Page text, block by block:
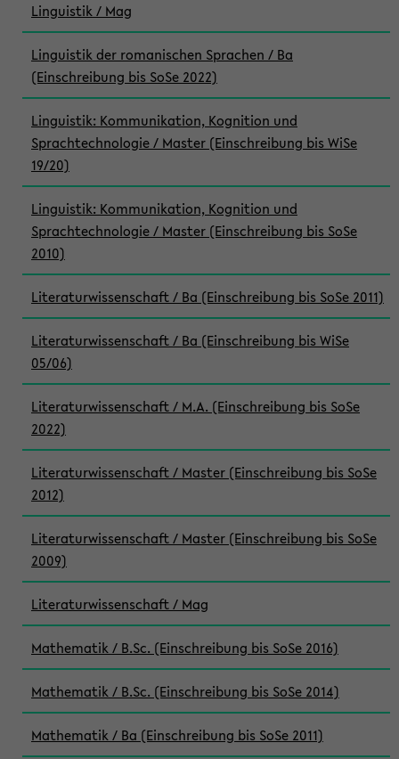
Linguistik / Mag
Linguistik der romanischen Sprachen / Ba
(Einschreibung bis SoSe 2022)
Linguistik: Kommunikation, Kognition und
Sprachtechnologie / Master (Einschreibung bis WiSe
19/20)
Linguistik: Kommunikation, Kognition und
Sprachtechnologie / Master (Einschreibung bis SoSe
2010)
Literaturwissenschaft / Ba (Einschreibung bis SoSe 2011)
Literaturwissenschaft / Ba (Einschreibung bis WiSe
05/06)
Literaturwissenschaft / M.A. (Einschreibung bis SoSe
2022)
Literaturwissenschaft / Master (Einschreibung bis SoSe
2012)
Literaturwissenschaft / Master (Einschreibung bis SoSe
2009)
Literaturwissenschaft / Mag
Mathematik / B.Sc. (Einschreibung bis SoSe 2016)
Mathematik / B.Sc. (Einschreibung bis SoSe 2014)
Mathematik / Ba (Einschreibung bis SoSe 2011)